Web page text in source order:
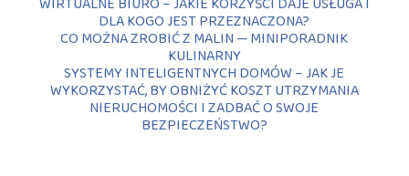
DLA KOGO JEST PRZEZNACZONA?
CO MOŻNA ZROBIĆ Z MALIN — MINIPORADNIK
KULINARNY
SYSTEMY INTELIGENTNYCH DOMÓW – JAK JE
WYKORZYSTAĆ, BY OBNIŻYĆ KOSZT UTRZYMANIA
NIERUCHOMOŚCI I ZADBAĆ O SWOJE
BEZPIECZEŃSTWO?